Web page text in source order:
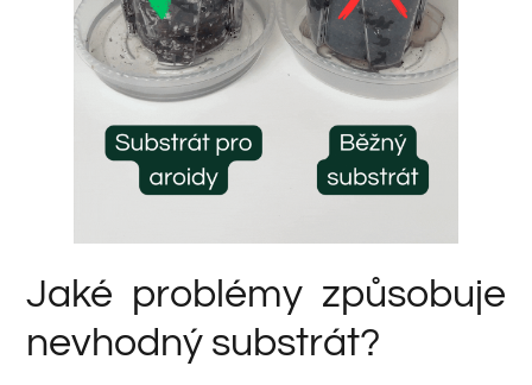
Jaké problémy způsobuje
nevhodný substrát?